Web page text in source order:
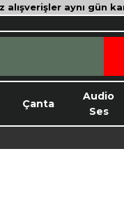
alışverişler aynı gün
Çanta
Audio
Ses